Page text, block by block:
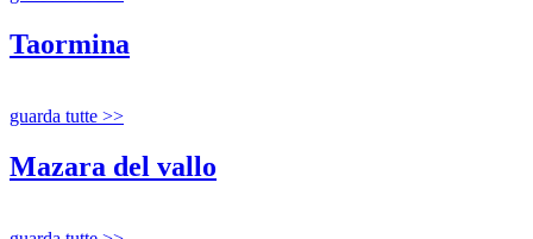
Taormina
guarda tutte >>
Mazara del vallo